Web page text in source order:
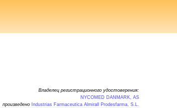
Владелец регистрационного удостоверения:
NYCOMED DANMARK, AS
произведено Industrias Farmaceutica Almirall Prodesfarma, S.L.